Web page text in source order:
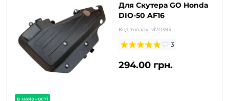
в наявності
Для Скутера GO Honda
DIO-50 AF16
Код товару: vl70393
3
294.00 грн.